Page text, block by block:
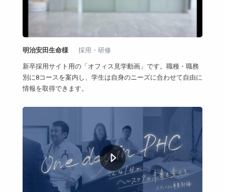
明治安田生命様 採用・研修
新卒採用サイト用の「オフィス見学動画」です。職種・職務
別に8コースを案内し、学生は自身のニーズに合わせて自由に
情報を取得できます。